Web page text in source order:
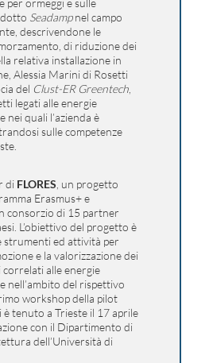
per ormeggi e sulle
Seadampnel campo
descrivendone le
di riduzione dei
relativa installazione in
Alessia Marini di Rosetti
del Clust-ER Greentech
legati alle energie
quali l’azienda è
sulle competenze
di FLORES , un progetto
Erasmus+ e
consorzio di 15 partner
L’obiettivo del progetto è
strumenti ed attività per
e la valorizzazione dei
alle energie
nell’ambito del rispettivo
workshop della pilot
è tenuto a Trieste il 17 aprile
con il Dipartimento di
dell’Università di